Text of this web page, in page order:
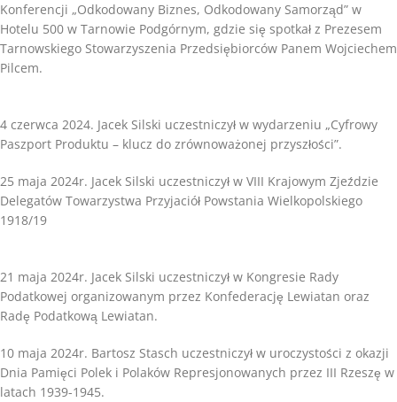
Konferencji „Odkodowany Biznes, Odkodowany Samorząd” w
Hotelu 500 w Tarnowie Podgórnym, gdzie się spotkał z Prezesem
Tarnowskiego Stowarzyszenia Przedsiębiorców Panem Wojciechem
Pilcem.
4 czerwca 2024. Jacek Silski uczestniczył w wydarzeniu „Cyfrowy
Paszport Produktu – klucz do zrównoważonej przyszłości”.
25 maja 2024r. Jacek Silski uczestniczył w VIII Krajowym Zjeździe
Delegatów Towarzystwa Przyjaciół Powstania Wielkopolskiego
1918/19
21 maja 2024r. Jacek Silski uczestniczył w Kongresie Rady
Podatkowej organizowanym przez Konfederację Lewiatan oraz
Radę Podatkową Lewiatan.
10 maja 2024r. Bartosz Stasch uczestniczył w uroczystości z okazji
Dnia Pamięci Polek i Polaków Represjonowanych przez III Rzeszę w
latach 1939-1945.